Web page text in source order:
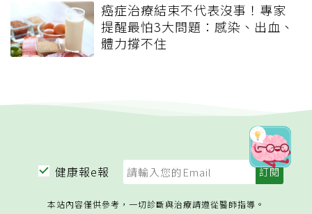
癌症治療結束不代表沒事！專家
提醒最怕3大問題：感染、出血、
體力撐不住
健康報e報
本站內容僅供參考，一切診斷與治療請遵從醫師指導。